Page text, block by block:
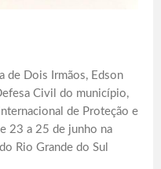
de Dois Irmãos, Edson
Civil do município,
de Proteção e
23 a 25 de junho na
Rio Grande do Sul